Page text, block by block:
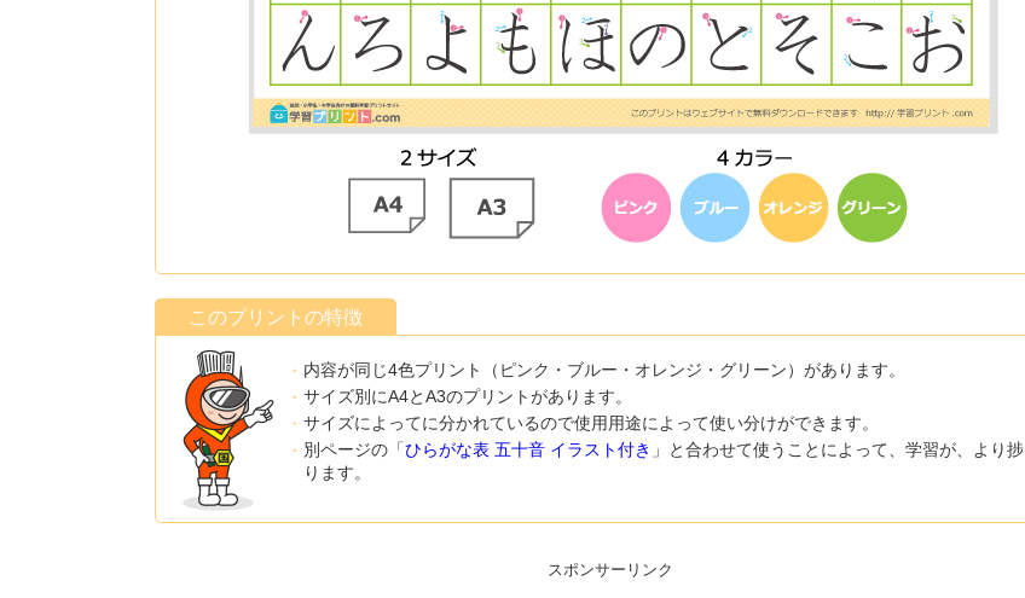
このプリントの特徴
内容が同じ4色プリント（ピンク・ブルー・オレンジ・グリーン）があります。
サイズ別にA4とA3のプリントがあります。
サイズによってに分かれているので使用用途によって使い分けができます。
別ページの「ひらがな表 五十音 イラスト付き 」と合わせて使うことによって、学習が、より捗
ります。
スポンサーリンク